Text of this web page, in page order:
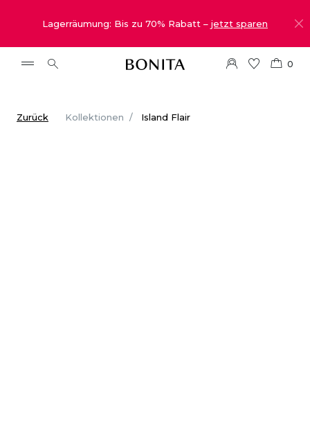
Lagerräumung: Bis zu 70% Rabatt – jetzt sparen
0
Zurück Kollektionen Island Flair